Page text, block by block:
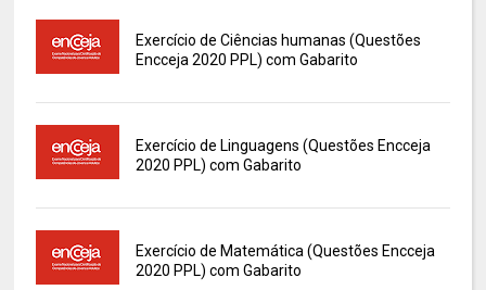
Exercício de Ciências humanas (Questões
Encceja 2020 PPL) com Gabarito
Exercício de Linguagens (Questões Encceja
2020 PPL) com Gabarito
Exercício de Matemática (Questões Encceja
2020 PPL) com Gabarito